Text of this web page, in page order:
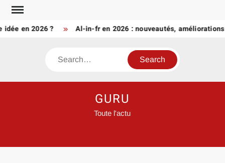
Skip
content
idée en 2026 ? Al-in-fr en 2026 : nouveautés,
Search
GURU
Toute l'actu